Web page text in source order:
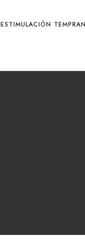
ESTIMULACIÓN